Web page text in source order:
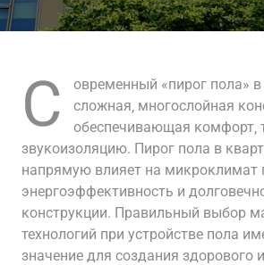
С
овременный «пирог пола»
сложная‚ многослойная
обеспечивающая комфорт‚
звукоизоляцию. Пирог пола в
напрямую влияет на микроклимат
энергоэффективность и
конструкции. Правильный выбор
технологий при устройстве пола
значение для создания здорового